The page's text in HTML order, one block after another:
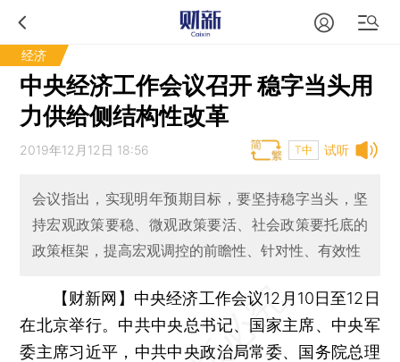
经济
中央经济工作会议召开 稳字当头用
力供给侧结构性改革
试听
2019年12月12日 18:56 T中
会议指出，实现明年预期目标，要坚持稳字当头，坚
持宏观政策要稳、微观政策要活、社会政策要托底的
政策框架，提高宏观调控的前瞻性、针对性、有效性
【财新网】 中央经济工作会议12月10日至12日
在北京举行。中共中央总书记、国家主席、中央军
委主席习近平，中共中央政治局常委、国务院总理